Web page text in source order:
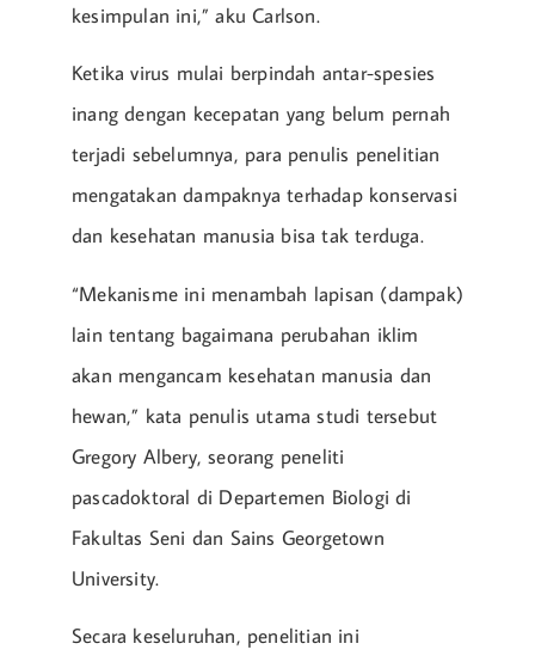
kesimpulan ini,” aku Carlson.
Ketika virus mulai berpindah antar-spesies
inang dengan kecepatan yang belum pernah
terjadi sebelumnya, para penulis penelitian
mengatakan dampaknya terhadap konservasi
dan kesehatan manusia bisa tak terduga.
“Mekanisme ini menambah lapisan (dampak)
lain tentang bagaimana perubahan iklim
akan mengancam kesehatan manusia dan
hewan,” kata penulis utama studi tersebut
Gregory Albery, seorang peneliti
pascadoktoral di Departemen Biologi di
Fakultas Seni dan Sains Georgetown
University.
Secara keseluruhan, penelitian ini